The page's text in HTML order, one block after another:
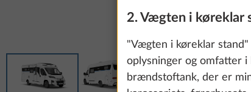
2. Vægten i køreklar
"Vægten i køreklar
oplysninger og omfatter
brændstoftank, der er